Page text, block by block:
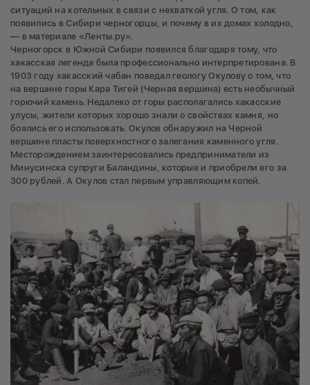
ситуаций на котельных в связи с нехваткой угля. О том, как
появились в Сибири черногорцы, и почему в их домах холодно,
— в материале «Ленты.ру».
Черногорск в Южной Сибири появился благодаря тому, что
хакасская легенда была профессионально интерпретирована. В
1903 году хакасский чабан поведал геологу Окулову о том, что
на вершине горы Кара Тигей (Черная вершина) есть необычный
горючий камень. Недалеко от горы располагались хакасские
улусы, жители которых хорошо знали о свойствах камня, но
боялись его использовать. Окулов обнаружил на Черной
вершине пласты поверхностного залегания каменного угля.
Месторождением заинтересовались предприниматели из
Минусинска супруги Баландины, которые и приобрели его за
300 рублей. А Окулов стал первым управляющим копей.